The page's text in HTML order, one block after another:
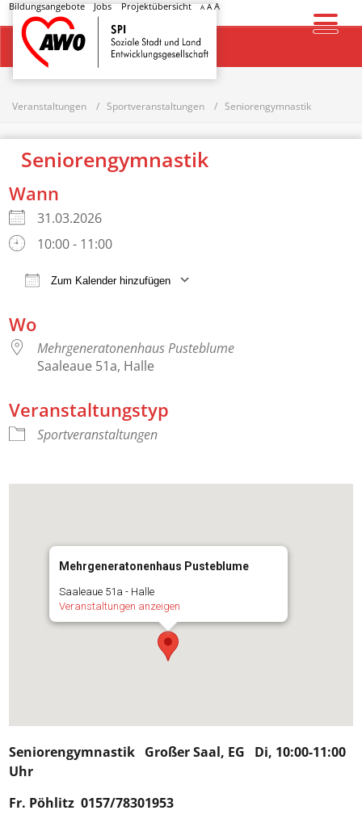
Bildungsangebote Jobs Projektübersicht A AA
Startseite
Veranstaltungen Sportveranstaltungen Seniorengymnastik
Seniorengymnastik
Wann
31.03.2026
10:00 - 11:00
Zum Kalender hinzufügen
Wo
Mehrgeneratonenhaus Pusteblume
Saaleaue 51a, Halle
Veranstaltungstyp
Sportveranstaltungen
Mehrgeneratonenhaus Pusteblume
Saaleaue 51a - Halle
Veranstaltungen anzeigen
Seniorengymnastik Großer Saal, EG Di, 10:00-11:00
Uhr
Fr. Pöhlitz 0157/78301953